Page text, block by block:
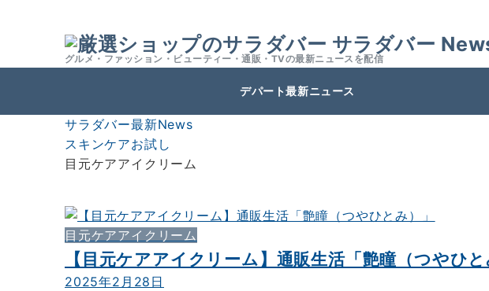
サラダバー
グルメ・ファッション・ビューティー・通販・TVの最新ニュースを配信
デパート最新ニュース
サラダバー最新News
スキンケアお試し
目元ケアアイクリーム
目元ケアアイクリーム
【目元ケアアイクリーム】通販生活「艶瞳（つやひと
2025年2月28日